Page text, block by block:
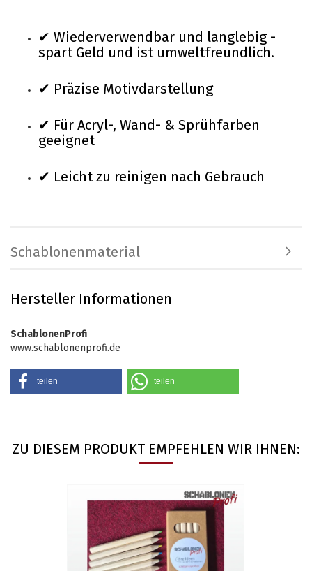
✔ Wiederverwendbar und langlebig -
spart Geld und ist umweltfreundlich.
✔ Präzise Motivdarstellung
✔ Für Acryl-, Wand- & Sprühfarben
geeignet
✔ Leicht zu reinigen nach Gebrauch
Schablonenmaterial
Hersteller Informationen
SchablonenProfi
www.schablonenprofi.de
teilen teilen
ZU DIESEM PRODUKT EMPFEHLEN WIR IHNEN: